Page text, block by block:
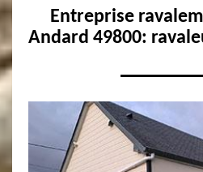
Entreprise
Andard 49800: